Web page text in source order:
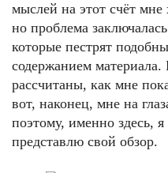
мыслей на этот счёт мне
но проблема
которые пестрят
содержанием
рассчитаны, как мне
вот, наконец, мне на
поэтому, именно здесь,
представлю свой обзор.